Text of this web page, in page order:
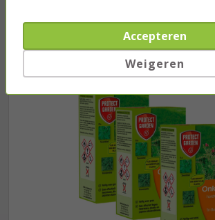
Je verwacht het niet
Turbo onkruidverdelger
3x 100ml) | Ook voor je gazon!
Accepteren
Weigeren